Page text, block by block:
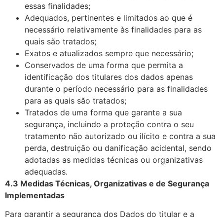
essas finalidades;
Adequados, pertinentes e limitados ao que é
necessário relativamente às finalidades para as
quais são tratados;
Exatos e atualizados sempre que necessário;
Conservados de uma forma que permita a
identificação dos titulares dos dados apenas
durante o período necessário para as finalidades
para as quais são tratados;
Tratados de uma forma que garante a sua
segurança, incluindo a proteção contra o seu
tratamento não autorizado ou ilícito e contra a sua
perda, destruição ou danificação acidental, sendo
adotadas as medidas técnicas ou organizativas
adequadas.
4.3 Medidas Técnicas, Organizativas e de Segurança
Implementadas
Para garantir a segurança dos Dados do titular e a